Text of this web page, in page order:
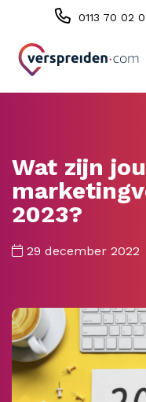
0113 70 02
Wat zijn
2023?
29 december 2022